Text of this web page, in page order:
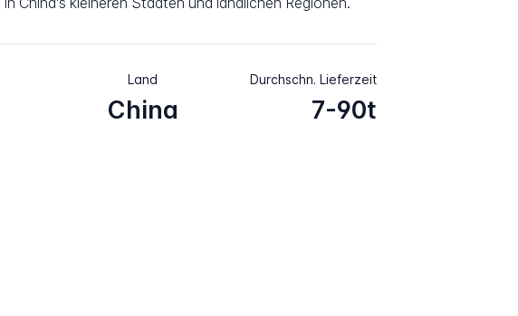
China's kleineren Städten und ländlichen Regionen.
Land
China
Durchschn. Lieferzeit
7-90t